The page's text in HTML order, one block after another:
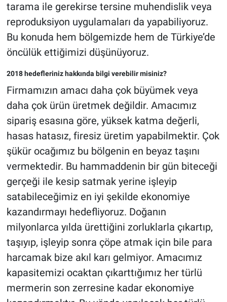
tarama ile gerekirse tersine muhendislik veya
reproduksiyon uygulamaları da yapabiliyoruz.
Bu konuda hem bölgemizde hem de Türkiye’de
öncülük ettiğimizi düşünüyoruz.
2018 hedefleriniz hakkında bilgi verebilir misiniz?
Firmamızın amacı daha çok büyümek veya
daha çok ürün üretmek değildir. Amacımız
sipariş esasına göre, yüksek katma değerli,
hasas hatasız, firesiz üretim yapabilmektir. Çok
şükür ocağımız bu bölgenin en beyaz taşını
vermektedir. Bu hammaddenin bir gün biteceği
gerçeği ile kesip satmak yerine işleyip
satabileceğimiz en iyi şekilde ekonomiye
kazandırmayı hedefliyoruz. Doğanın
milyonlarca yılda ürettiğini zorluklarla çıkartıp,
taşıyıp, işleyip sonra çöpe atmak için bile para
harcamak bize akıl karı gelmiyor. Amacımız
kapasitemizi ocaktan çıkarttığımız her türlü
mermerin son zerresine kadar ekonomiye